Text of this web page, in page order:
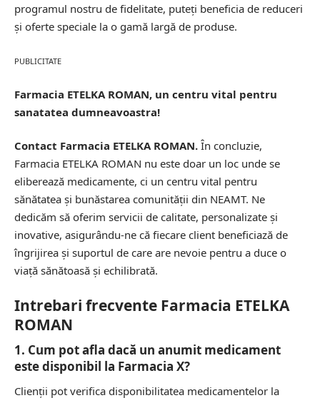
programul nostru de fidelitate, puteți beneficia de reduceri
și oferte speciale la o gamă largă de produse.
PUBLICITATE
Farmacia ETELKA ROMAN, un centru vital pentru
sanatatea dumneavoastra!
Contact Farmacia ETELKA ROMAN. În concluzie,
Farmacia ETELKA ROMAN nu este doar un loc unde se
eliberează medicamente, ci un centru vital pentru
sănătatea și bunăstarea comunității din NEAMT. Ne
dedicăm să oferim servicii de calitate, personalizate și
inovative, asigurându-ne că fiecare client beneficiază de
îngrijirea și suportul de care are nevoie pentru a duce o
viață sănătoasă și echilibrată.
Intrebari frecvente Farmacia ETELKA
ROMAN
1. Cum pot afla dacă un anumit medicament
este disponibil la Farmacia X?
Clienții pot verifica disponibilitatea medicamentelor la